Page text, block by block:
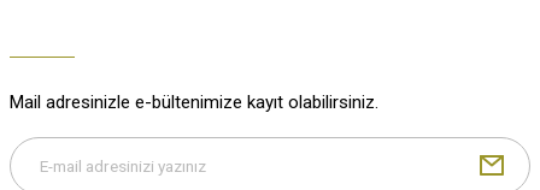
M... K... | 29/12/2025
Mail adresinizle e-bültenimize kayıt olabilirsiniz.